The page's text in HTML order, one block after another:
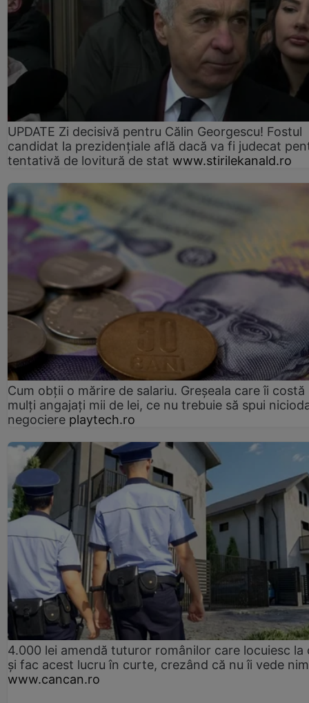
UPDATE Zi decisivă pentru Călin Georgescu! Fostul
candidat la prezidențiale află dacă va fi judecat
tentativă de lovitură de stat www.stirilekanald.ro
Cum obții o mărire de salariu. Greșeala care îi costă
mulți angajați mii de lei, ce nu trebuie să spui
negociere playtech.ro
4.000 lei amendă tuturor românilor care locuiesc la
și fac acest lucru în curte, crezând că nu îi vede
www.cancan.ro